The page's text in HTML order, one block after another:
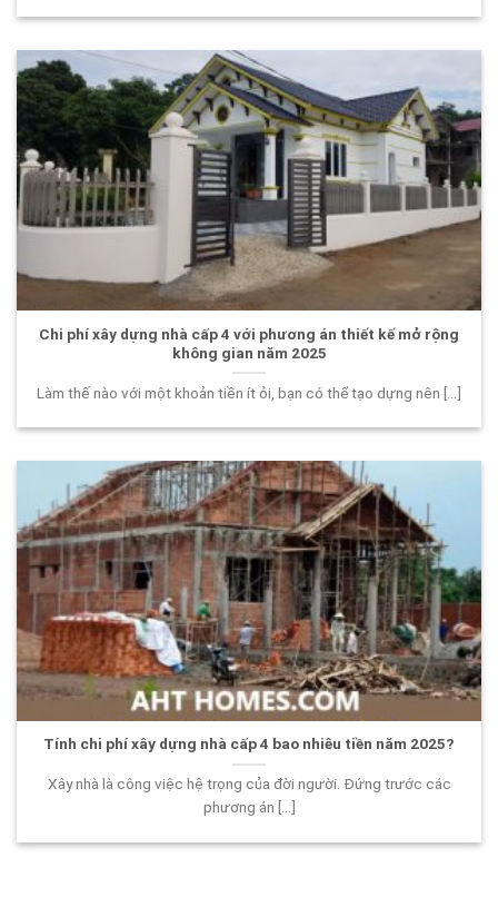
Chi phí xây dựng nhà cấp 4 với phương án thiết kế mở rộng
không gian năm 2025
Làm thế nào với một khoản tiền ít ỏi, bạn có thể tạo dựng nên [...]
Tính chi phí xây dựng nhà cấp 4 bao nhiêu tiền năm 2025?
Xây nhà là công việc hệ trọng của đời người. Đứng trước các
phương án [...]